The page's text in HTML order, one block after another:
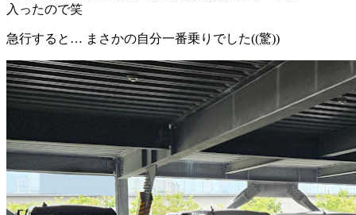
入ったので笑
急行すると… まさかの自分一番乗りでした((驚))